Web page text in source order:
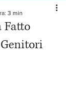
Fatto
3 min